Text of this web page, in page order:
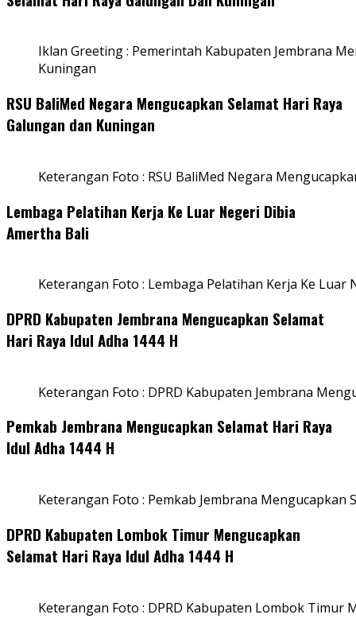
Iklan Greeting : Pemerintah Kabupaten Jembrana
Kuningan
RSU BaliMed Negara Mengucapkan Selamat Hari Raya
Galungan dan Kuningan
Keterangan Foto : RSU BaliMed Negara
Lembaga Pelatihan Kerja Ke Luar Negeri Dibia
Amertha Bali
Keterangan Foto : Lembaga Pelatihan Kerja Ke Luar
DPRD Kabupaten Jembrana Mengucapkan Selamat
Hari Raya Idul Adha 1444 H
Keterangan Foto : DPRD Kabupaten Jembrana
Pemkab Jembrana Mengucapkan Selamat Hari Raya
Idul Adha 1444 H
Keterangan Foto : Pemkab Jembrana Mengucapkan
DPRD Kabupaten Lombok Timur Mengucapkan
Selamat Hari Raya Idul Adha 1444 H
Keterangan Foto : DPRD Kabupaten Lombok Timur